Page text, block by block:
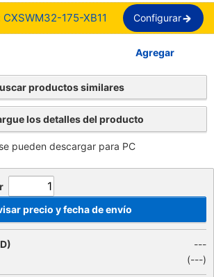
CXSWM32-175-XB11 Configurar
Agregar
productos similares
los detalles del producto
pueden descargar para PC
precio y fecha de envío
---
(---)